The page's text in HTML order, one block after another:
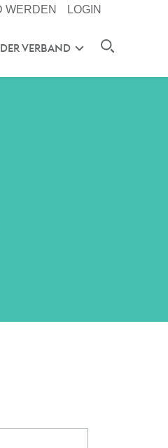
WERDEN LOGIN
DER VERBAND